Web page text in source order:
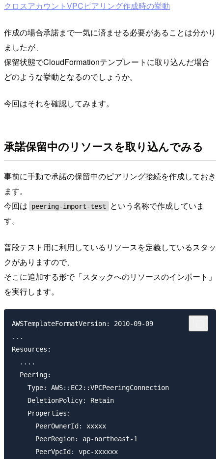
クロスアカウントVPCピアリング作成時の挙動
作成の場合承諾まで一気に済ませる必要があることは分かり
ましたが、
保留状態でCloudFormationテンプレートに取り込んだ場合
どのような挙動となるのでしょうか。
今回はそれを確認してみます。
承諾保留中のリソースを取り込んでみる
事前に手動で承諾の保留中のピアリング接続を作成しておき
ます。
今回は
peering-import-test
という名称で作成していま
す。
普段テスト用に利用しているリソースを定義しているスタッ
クがありますので、
そこに追加する形で「スタックへのリソースのインポート」
を実行します。
AWSTemplateFormatVersion: 2010-09-09
...
Resources:
  ....
  Peering:
    Type: AWS::EC2::VPCPeeringConnection
    DeletionPolicy: Retain
    Properties:
      PeerOwnerId: xxxxx
      PeerRegion: ap-northeast-1
      PeerVpcId: vpc-xxxxxx